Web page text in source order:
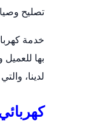
تصليح
خدمة
بها
لدينا،